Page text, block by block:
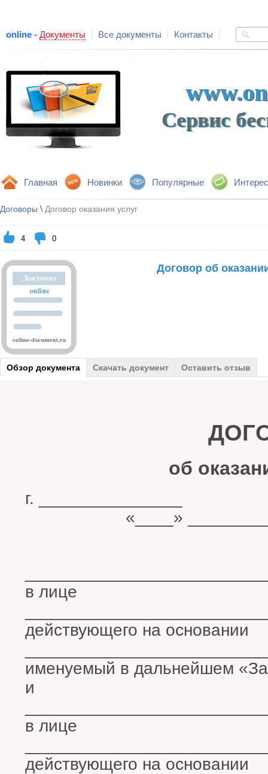
online - Документы Все документы Контакты
Сервис
Главная Новинки Популярные
Договоры \ Договор оказания услуг
4 0
Договор об
Обзор документа Скачать документ Оставить отзыв
об
г.
«____»
в лице
действующего на основании
именуемый в дальнейшем
и
в лице
действующего на основании